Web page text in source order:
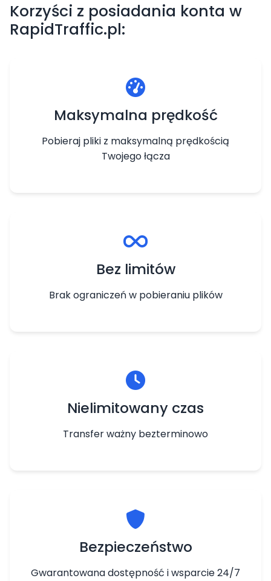
Korzyści z posiadania konta w
RapidTraffic.pl:
Maksymalna prędkość
Pobieraj pliki z maksymalną prędkością
Twojego łącza
Bez limitów
Brak ograniczeń w pobieraniu plików
Nielimitowany czas
Transfer ważny bezterminowo
Bezpieczeństwo
Gwarantowana dostępność i wsparcie 24/7